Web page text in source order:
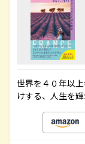
世界を４０年以
けする、人生を